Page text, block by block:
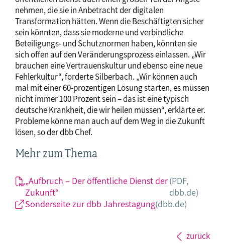
nehmen, die sie in Anbetracht der digitalen
Transformation hätten. Wenn die Beschäftigten sicher
sein könnten, dass sie moderne und verbindliche
Beteiligungs- und Schutznormen haben, könnten sie
sich offen auf den Veränderungsprozess einlassen. „Wir
brauchen eine Vertrauenskultur und ebenso eine neue
Fehlerkultur“, forderte Silberbach. „Wir können auch
mal mit einer 60-prozentigen Lösung starten, es müssen
nicht immer 100 Prozent sein – das ist eine typisch
deutsche Krankheit, die wir heilen müssen“, erklärte er.
Probleme könne man auch auf dem Weg in die Zukunft
lösen, so der dbb Chef.
Mehr zum Thema
„Aufbruch – Der öffentliche Dienst der
Zukunft“
(PDF,
dbb.de)
Sonderseite zur dbb Jahrestagung(dbb.de)
zurück